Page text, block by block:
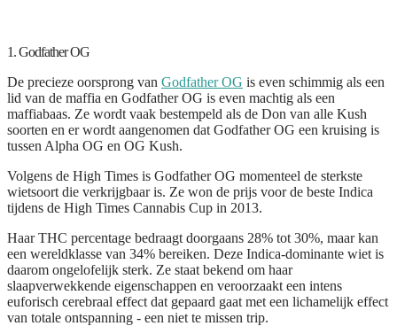
1. Godfather OG
De precieze oorsprong van Godfather OG is even schimmig als een
lid van de maffia en Godfather OG is even machtig als een
maffiabaas. Ze wordt vaak bestempeld als de Don van alle Kush
soorten en er wordt aangenomen dat Godfather OG een kruising is
tussen Alpha OG en OG Kush.
Volgens de High Times is Godfather OG momenteel de sterkste
wietsoort die verkrijgbaar is. Ze won de prijs voor de beste Indica
tijdens de High Times Cannabis Cup in 2013.
Haar THC percentage bedraagt doorgaans 28% tot 30%, maar kan
een wereldklasse van 34% bereiken. Deze Indica-dominante wiet is
daarom ongelofelijk sterk. Ze staat bekend om haar
slaapverwekkende eigenschappen en veroorzaakt een intens
euforisch cerebraal effect dat gepaard gaat met een lichamelijk effect
van totale ontspanning - een niet te missen trip.